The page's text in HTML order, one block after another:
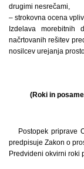
drugimi nesrečami,
– strokovna ocena
Izdelava morebitnih
načrtovanih rešitev
nosilcev urejanja
(Roki in
Postopek priprave
predpisuje Zakon o
Predvideni okvirni roki